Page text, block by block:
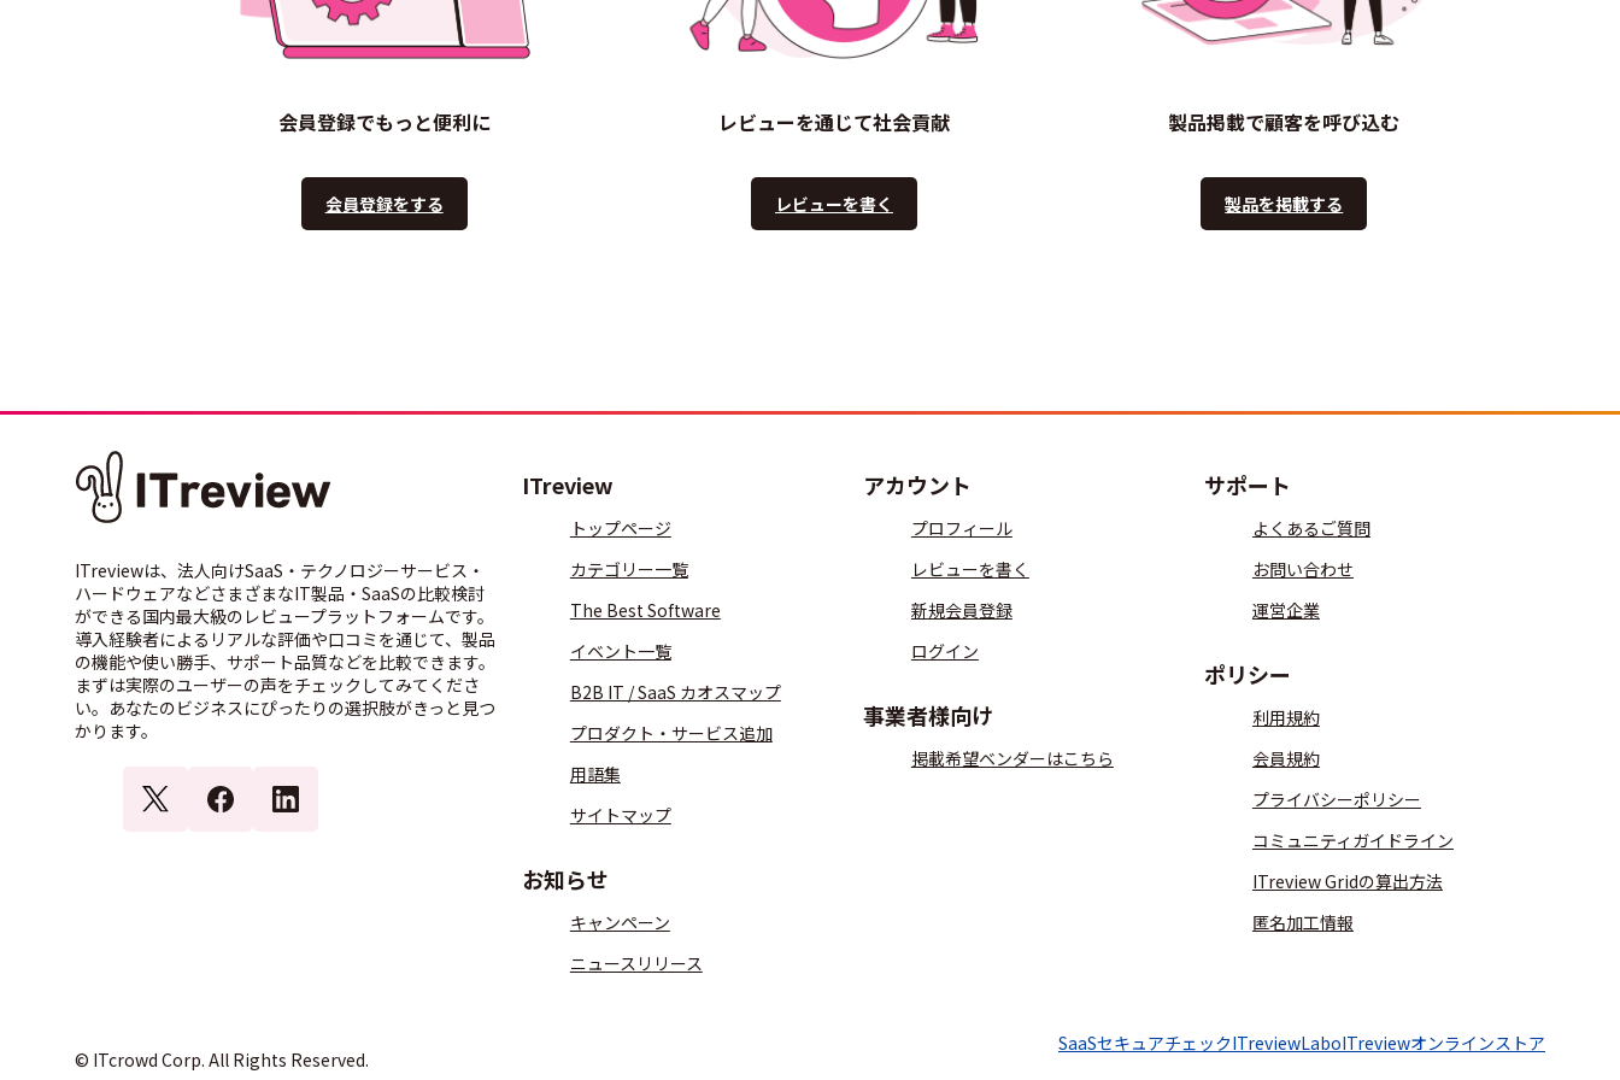
会員登録でもっと便利に
会員登録をする
レビューを通じて社会貢献
レビューを書く
製品掲載で顧客を呼び込む
製品を掲載する
ITreviewは、法人向けSaaS・テクノロジーサービス・
ハードウェアなどさまざまなIT製品・SaaSの比較検討
ができる国内最大級のレビュープラットフォームです。
導入経験者によるリアルな評価や口コミを通じて、製品
の機能や使い勝手、サポート品質などを比較できます。
まずは実際のユーザーの声をチェックしてみてくださ
い。あなたのビジネスにぴったりの選択肢がきっと見つ
かります。
ITreview
トップページ
カテゴリー一覧
The Best Software
イベント一覧
B2B IT / SaaS カオスマップ
プロダクト・サービス追加
用語集
サイトマップ
お知らせ
キャンペーン
ニュースリリース
アカウント
プロフィール
レビューを書く
新規会員登録
ログイン
事業者様向け
掲載希望ベンダーはこちら
サポート
よくあるご質問
お問い合わせ
運営企業
ポリシー
利用規約
会員規約
プライバシーポリシー
コミュニティガイドライン
ITreview Gridの算出方法
匿名加工情報
© ITcrowd Corp. All Rights Reserved.
SaaSセキュアチェックITreviewLaboITreviewオンラインストア